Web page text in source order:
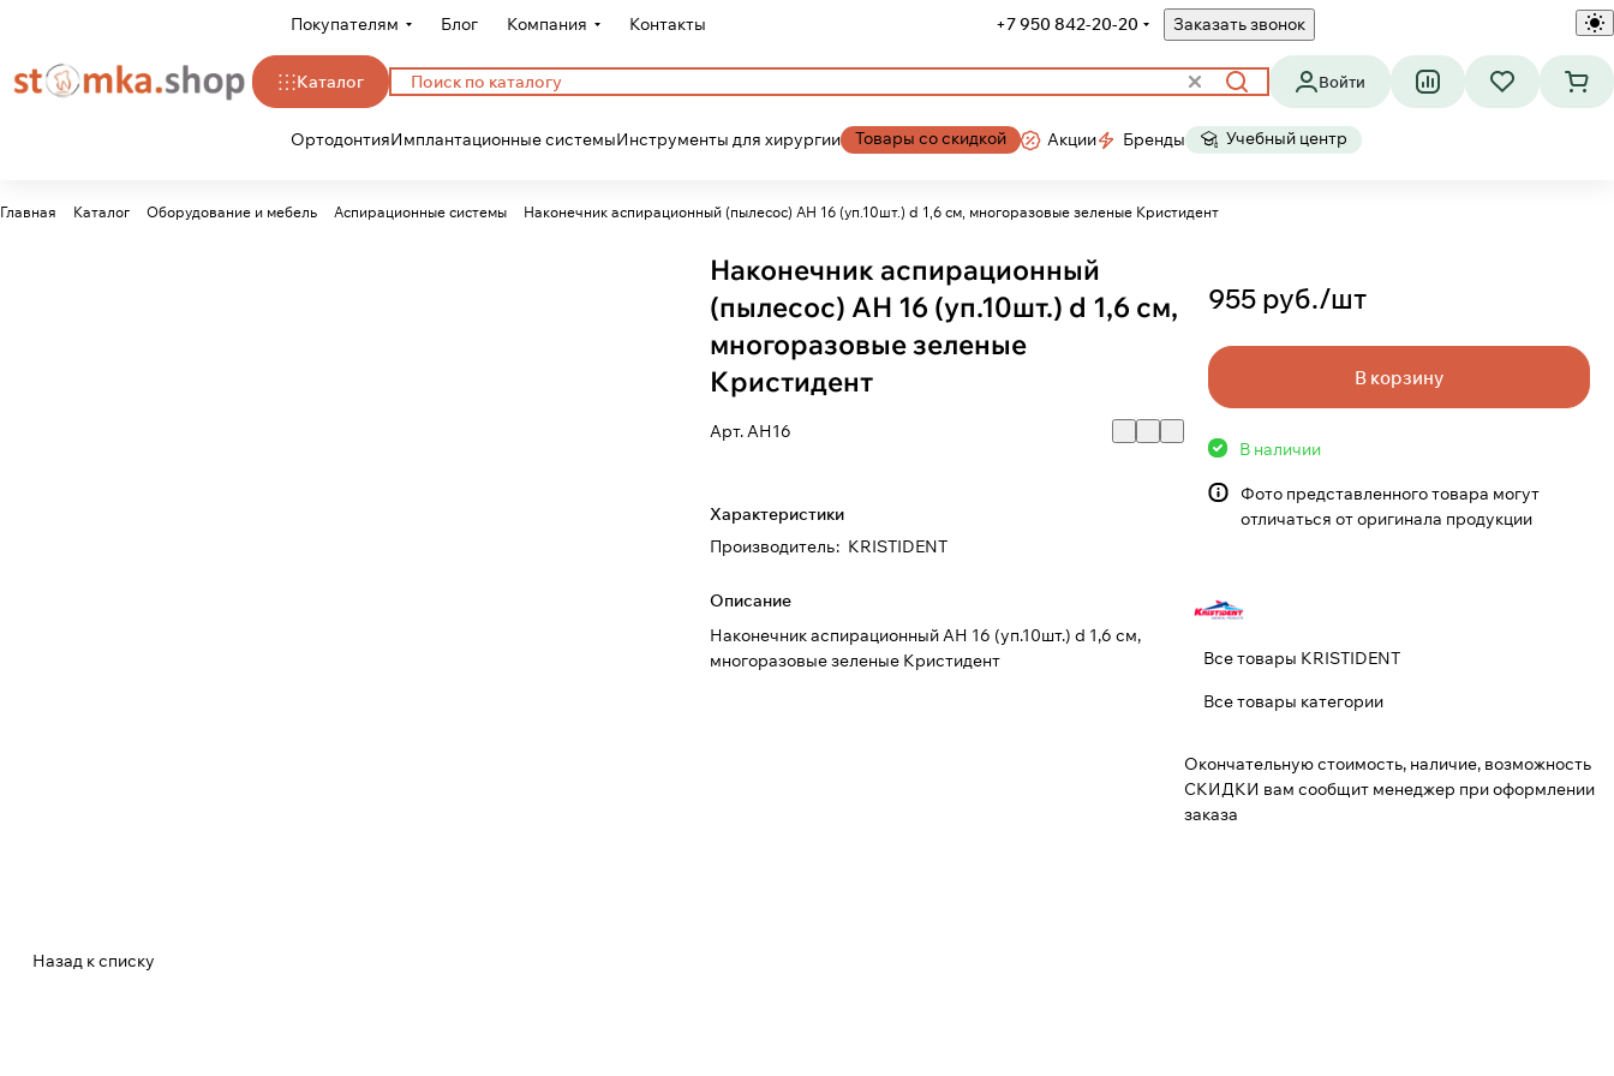
Покупателям Блог Компания Контакты +7 950 842-20-20 Заказать звонок
Каталог Войти
ОртодонтияИмплантационные системыИнструменты для хирургии Товары со скидкой Акции Бренды Учебный центр
Главная Каталог Оборудование и мебель Аспирационные системы Наконечник аспирационный (пылесос) АН 16 (уп.10шт.) d 1,6 см, многоразовые зеленые Кристидент
Наконечник аспирационный
(пылесос) АН 16 (уп.10шт.) d 1,6 см,
многоразовые зеленые
Кристидент
Арт.АН16
Характеристики
Производитель: KRISTIDENT
Описание
Наконечник аспирационный АН 16 (уп.10шт.) d 1,6 см,
многоразовые зеленые Кристидент
955 руб./шт
В корзину
В наличии
Фото представленного товара могут
отличаться от оригинала продукции
Все товары KRISTIDENT
Все товары категории
Окончательную стоимость, наличие, возможность
СКИДКИ вам сообщит менеджер при оформлении
заказа
Назад к списку